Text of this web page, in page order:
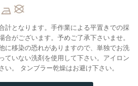
計となります。手作業による平置きでの採
合がございます。予めご了承下さいませ。
に移染の恐れがありますので、単独でお洗
ていない洗剤を使用して下さい。アイロン
い。 タンブラー乾燥はお避け下さい。